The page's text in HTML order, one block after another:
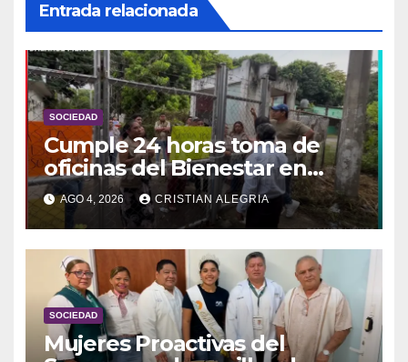
Entrada relacionada
SOCIEDAD
Cumple 24 horas toma de
oficinas del Bienestar en
Tapachula y podría
prolongarse hasta el lunes
AGO 4, 2026 CRISTIAN ALEGRIA
SOCIEDAD
Mujeres Proactivas del